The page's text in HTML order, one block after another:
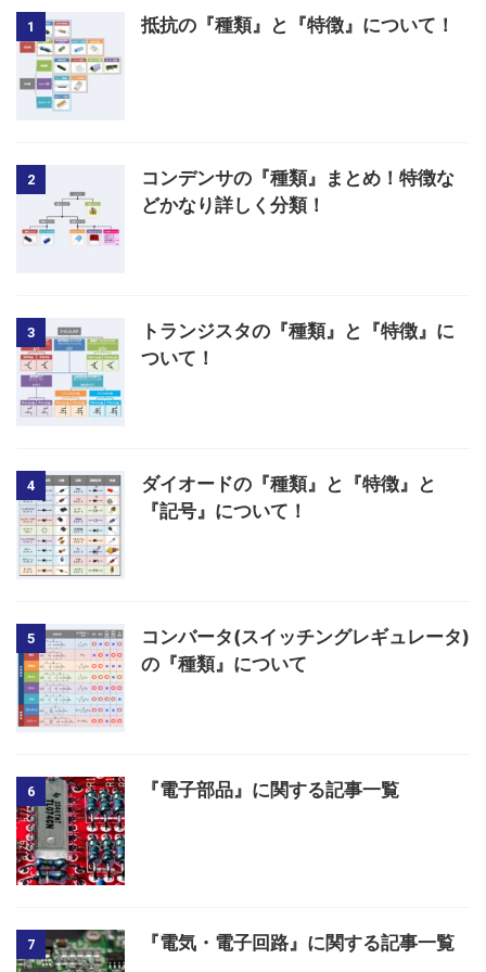
1 抵抗の『種類』と『特徴』について！
2
コンデンサの『種類』まとめ！特徴な
どかなり詳しく分類！
3
トランジスタの『種類』と『特徴』に
ついて！
4
ダイオードの『種類』と『特徴』と
『記号』について！
5
コンバータ(スイッチングレギュレータ)
の『種類』について
6 『電子部品』に関する記事一覧
7 『電気・電子回路』に関する記事一覧